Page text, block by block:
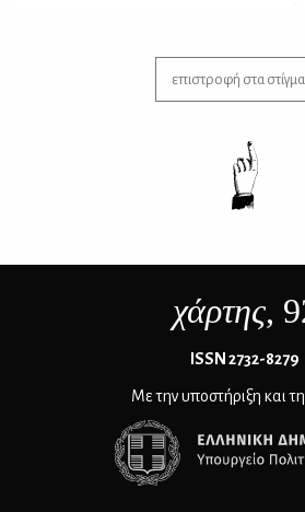
επιστροφή στα
χάρτης,
ΙSSN 2732-8279
Με την υποστήριξη και